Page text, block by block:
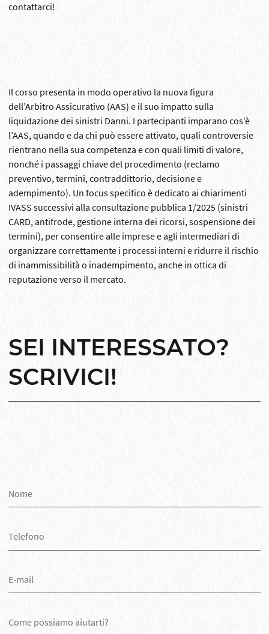
contattarci!
Il corso presenta in modo operativo la nuova figura
dell’Arbitro Assicurativo (AAS) e il suo impatto sulla
liquidazione dei sinistri Danni. I partecipanti imparano cos’è
l’AAS, quando e da chi può essere attivato, quali controversie
rientrano nella sua competenza e con quali limiti di valore,
nonché i passaggi chiave del procedimento (reclamo
preventivo, termini, contraddittorio, decisione e
adempimento). Un focus specifico è dedicato ai chiarimenti
IVASS successivi alla consultazione pubblica 1/2025 (sinistri
CARD, antifrode, gestione interna dei ricorsi, sospensione dei
termini), per consentire alle imprese e agli intermediari di
organizzare correttamente i processi interni e ridurre il rischio
di inammissibilità o inadempimento, anche in ottica di
reputazione verso il mercato.
SEI INTERESSATO?
SCRIVICI!